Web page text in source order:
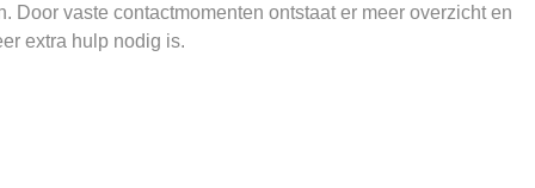
Door vaste contactmomenten ontstaat er meer overzicht en
extra hulp nodig is.